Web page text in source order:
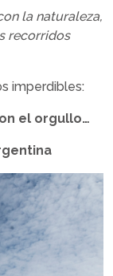
la naturaleza,
recorridos
imperdibles:
el orgullo…